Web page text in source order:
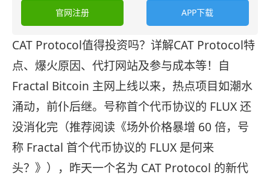
官网注册 APP下载
CAT Protocol值得投资吗？详解CAT Protocol特
点、爆火原因、代打网站及参与成本等！
自
Fractal Bitcoin 主网上线以来，热点项目如潮水
涌动，前仆后继。号称首个代币协议的 FLUX 还
没消化完（推荐阅读《场外价格暴增 60 倍，号
称 Fractal 首个代币协议的 FLUX 是何来
头？ 》），昨天一个名为 CAT Protocol 的新代